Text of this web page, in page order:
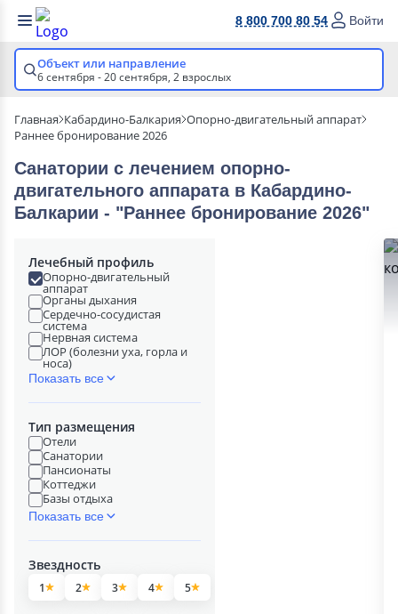
8 800 700 80 54 Войти
Объект или направление
6 сентября - 20 сентября, 2 взрослых
Главная Кабардино-Балкария Опорно-двигательный аппарат
Раннее бронирование 2026
Санатории с лечением опорно-
двигательного аппарата в Кабардино-
Балкарии - "Раннее бронирование 2026"
Лечебный профиль
Опорно-двигательный
аппарат
Органы дыхания
Сердечно-сосудистая
система
Нервная система
ЛОР (болезни уха, горла и
носа)
Показать все
Тип размещения
Отели
Санатории
Пансионаты
Коттеджи
Базы отдыха
Показать все
Звездность
1 2 3 4 5